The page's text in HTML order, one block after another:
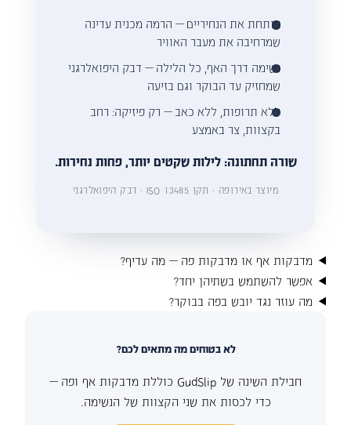
פותחת את הנחיריים — הרמה מכנית עדינה
שמרחיבה את מעבר האוויר
נשימה דרך האף, כל הלילה — דבק היפואלרגני
שמחזיק עד הבוקר וגם בזיעה
ללא תרופות, ללא כאב — רק פיזיקה: רחב
בקצוות, צר באמצע
שורה תחתונה: לילות שקטים יותר, פחות נחירות.
מיוצר באירופה · תקן ISO 13485 · דבק היפואלרגני
מדבקות אף או מדבקות פה — מה עדיף?
אפשר להשתמש בשתיהן יחד?
מה עוזר נגד יובש בפה בבוקר?
לא בטוחים מה מתאים לכם?
חבילת השינה של GudSlip כוללת מדבקות אף ופה —
כדי לכסות את שני הקצוות של הנשימה.